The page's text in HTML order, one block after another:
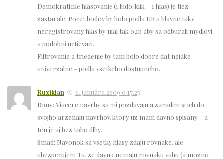
Demokraticke hlasovanie (1 ludo/klik = 1 hlas) je tiez
zastarale. Pocet bodov by bolo podla UR a hlavne taky
neregistrovany hlas by mal tak 0,1b aby sa odburali mydlovi
a podobni uctievaci.
Filtrovanie a triedenie by tam bolo dobre dat nejake
univerzalne – podla vsetkeho dostupneho.
Ruziklan
6. januára 2009 o 17.25
Rony: Viacere navrhy sa mi pozdavaju a zaradim si ich do
svojho arzenalu navrhov, ktory uz mam davno spisany – a
ten je aj bez toho dlhy.
Smad: Navonok sa vsetky hlasy zdaju rovnake, ale
ubezpecujem Ta, ze davno nemaju rovnaku vahu (a mozno